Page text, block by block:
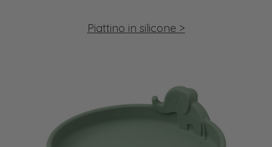
Piattino in silicone >